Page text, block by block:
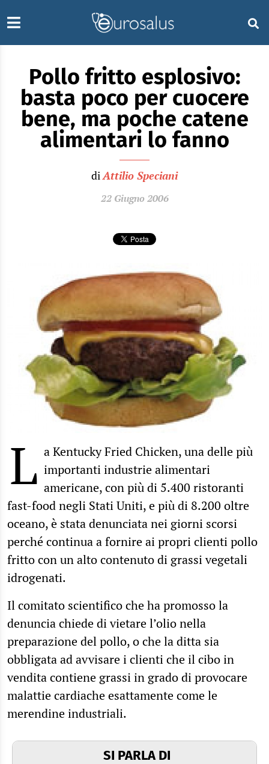
Pollo fritto esplosivo:
basta poco per cuocere
bene, ma poche catene
alimentari lo fanno
diAttilio Speciani
22 Giugno 2006
L a Kentucky Fried Chicken, una delle più
importanti industrie alimentari
americane, con più di 5.400 ristoranti
fast-food negli Stati Uniti, e più di 8.200 oltre
oceano, è stata denunciata nei giorni scorsi
perché continua a fornire ai propri clienti pollo
fritto con un alto contenuto di grassi vegetali
idrogenati.
Il comitato scientifico che ha promosso la
denuncia chiede di vietare l’olio nella
preparazione del pollo, o che la ditta sia
obbligata ad avvisare i clienti che il cibo in
vendita contiene grassi in grado di provocare
malattie cardiache esattamente come le
merendine industriali.
SI PARLA DI